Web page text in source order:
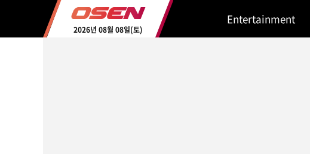
2026년 08월 08일(토)
Entertainment